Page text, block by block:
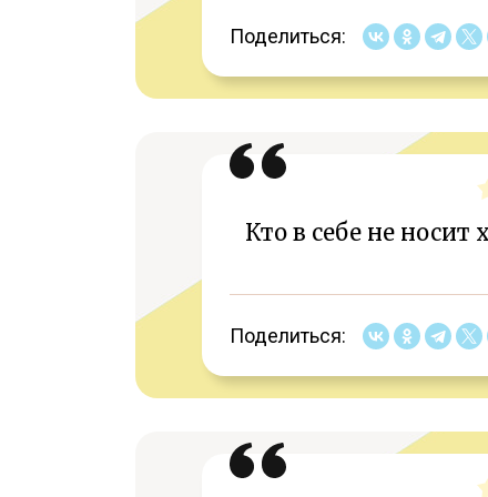
Поделиться:
Кто в себе не носит
Поделиться: